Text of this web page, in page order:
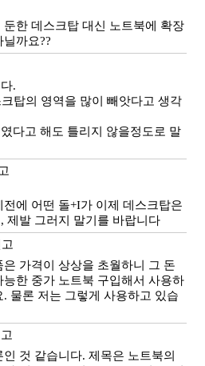
한 데스크탑 대신 노트북에 확장
까요??
.
탑의 영역을 많이 빼앗다고 생각
다고 해도 틀리지 않을정도로 말
에 어떤 돌+I가 이제 데스크탑은
제발 그러지 말기를 바랍니다
가격이 상상을 초월하니 그 돈
한 중가 노트북 구입해서 사용하
물론 저는 그렇게 사용하고 있습
것 같습니다. 제목은 노트북의